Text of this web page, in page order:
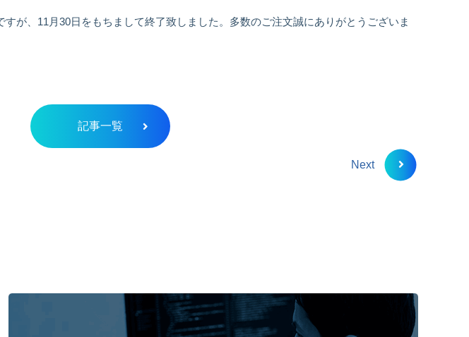
が、11月30日をもちまして終了致しました。多数のご注文誠にありがとうございま
記事一覧
Next